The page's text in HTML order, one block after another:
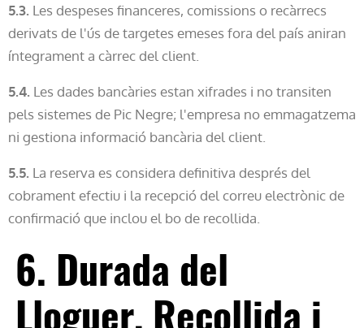
5.3. Les despeses financeres, comissions o recàrrecs
derivats de l'ús de targetes emeses fora del país aniran
íntegrament a càrrec del client.
5.4. Les dades bancàries estan xifrades i no transiten
pels sistemes de Pic Negre; l'empresa no emmagatzema
ni gestiona informació bancària del client.
5.5. La reserva es considera definitiva després del
cobrament efectiu i la recepció del correu electrònic de
confirmació que inclou el bo de recollida.
6. Durada del
Lloguer, Recollida i